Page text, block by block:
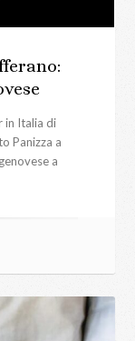
in Italia di
Panizza a
a